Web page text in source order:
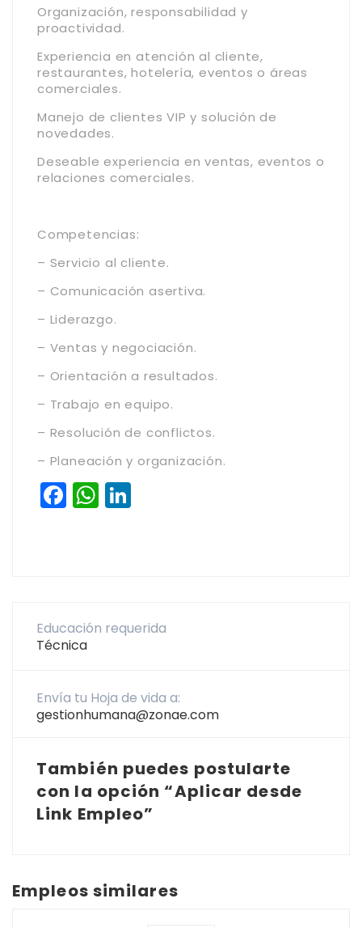
Organización, responsabilidad y
proactividad.
Experiencia en atención al cliente,
restaurantes, hotelería, eventos o áreas
comerciales.
Manejo de clientes VIP y solución de
novedades.
Deseable experiencia en ventas, eventos o
relaciones comerciales.
Competencias:
– Servicio al cliente.
– Comunicación asertiva.
– Liderazgo.
– Ventas y negociación.
– Orientación a resultados.
– Trabajo en equipo.
– Resolución de conflictos.
– Planeación y organización.
Facebook
WhatsApp
Educación requerida
Técnica
Envía tu Hoja de vida a:
gestionhumana@zonae.com
También puedes postularte
con la opción “Aplicar desde
Link Empleo”
Empleos similares